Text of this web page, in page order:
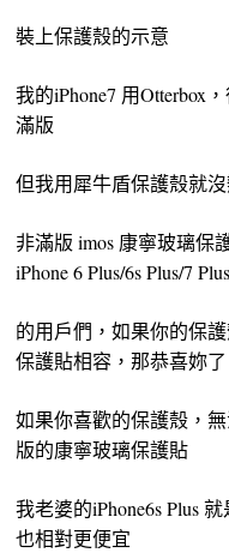
裝上保護殼的示意
我的iPhone7 用Otterbox
滿版
但我用犀牛盾保護殼就
非滿版 imos 康寧玻璃保
iPhone 6 Plus/6s Plus/7 Plus
的用戶們，如果你的保
保護貼相容，那恭喜妳
如果你喜歡的保護殼，
版的康寧玻璃保護貼
我老婆的iPhone6s Plus
也相對更便宜